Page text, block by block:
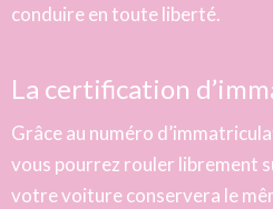
conduire en toute liberté.
La certification
Grâce au numéro
vous pourrez rouler librement
votre voiture conservera le